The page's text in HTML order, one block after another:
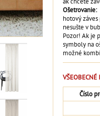
Ošetrovanie:
hotový
nesušte v
Pozor! Ak je
symboly na
možné
Číslo